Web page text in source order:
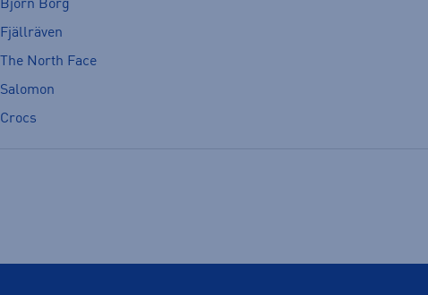
Björn Borg
Fjällräven
The North Face
Salomon
Crocs